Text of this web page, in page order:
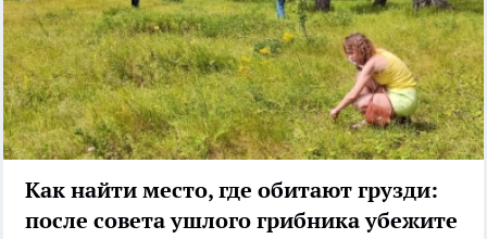
Как найти место, где обитают грузди:
после совета ушлого грибника убежите